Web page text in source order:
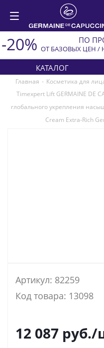
-20% ПО
ОТ БАЗОВЫХ ЦЕН /
КАТАЛОГ
Главная - Косметика для
Timexpert Lift GERMAINE DE
глобального укрепления
Cream Extra-Rich
Артикул: 82259
Код товара: 13098
12 087 руб./